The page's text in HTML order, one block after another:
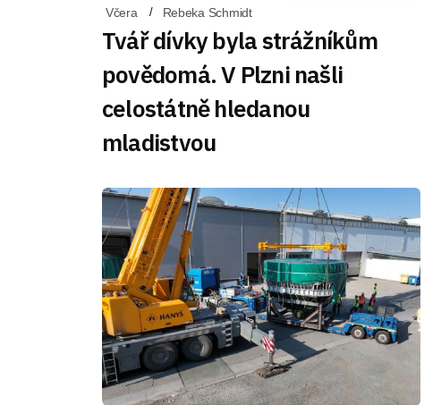
Včera Rebeka Schmidt
Tvář dívky byla strážníkům
povědomá. V Plzni našli
celostátně hledanou
mladistvou